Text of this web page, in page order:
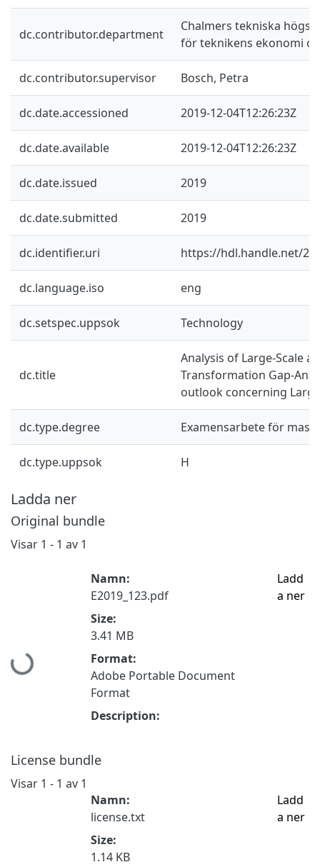
dc.contributor.department
Chalmers tekniska
för teknikens ekonomi
dc.contributor.supervisor Bosch, Petra
dc.date.accessioned 2019-12-04T12:26:23Z
dc.date.available 2019-12-04T12:26:23Z
dc.date.issued 2019
dc.date.submitted 2019
dc.identifier.uri https://hdl.handle.net/
dc.language.iso eng
dc.setspec.uppsok Technology
dc.title
Analysis of Large-Scale
Transformation Gap-
outlook concerning
dc.type.degree Examensarbete för
dc.type.uppsok H
Ladda ner
Original bundle
Visar 1 - 1 av 1
Hämtar...
Namn:
E2019_123.pdf
Size:
3.41 MB
Format:
Adobe Portable Document
Format
Description:
Ladd
a ner
License bundle
Visar 1 - 1 av 1
Namn:
license.txt
Size:
1.14 KB
Ladd
a ner